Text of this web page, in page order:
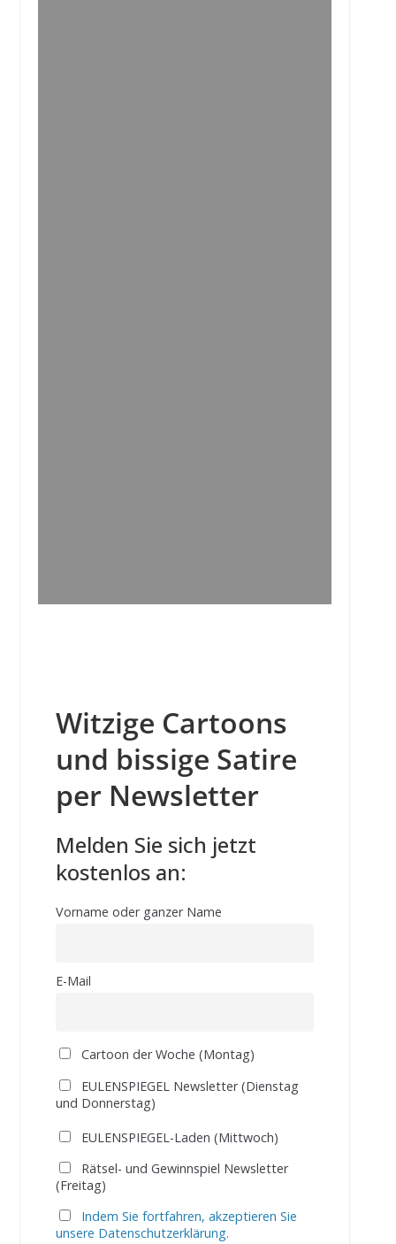
Witzige Cartoons
und bissige Satire
per Newsletter
Melden Sie sich jetzt
kostenlos an:
Vorname oder ganzer Name
E-Mail
Cartoon der Woche (Montag)
EULENSPIEGEL Newsletter (Dienstag
und Donnerstag)
EULENSPIEGEL-Laden (Mittwoch)
Rätsel- und Gewinnspiel Newsletter
(Freitag)
Indem Sie fortfahren, akzeptieren Sie
unsere Datenschutzerklärung.